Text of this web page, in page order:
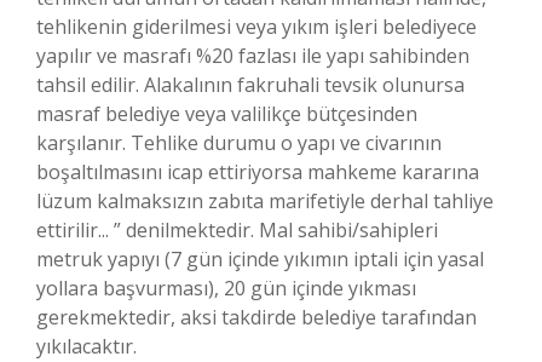
tehlikenin giderilmesi veya yıkım işleri belediyece
yapılır ve masrafı %20 fazlası ile yapı sahibinden
tahsil edilir. Alakalının fakruhali tevsik olunursa
masraf belediye veya valilikçe bütçesinden
karşılanır. Tehlike durumu o yapı ve civarının
boşaltılmasını icap ettiriyorsa mahkeme kararına
lüzum kalmaksızın zabıta marifetiyle derhal tahliye
ettirilir... ” denilmektedir. Mal sahibi/sahipleri
metruk yapıyı (7 gün içinde yıkımın iptali için yasal
yollara başvurması), 20 gün içinde yıkması
gerekmektedir, aksi takdirde belediye tarafından
yıkılacaktır.